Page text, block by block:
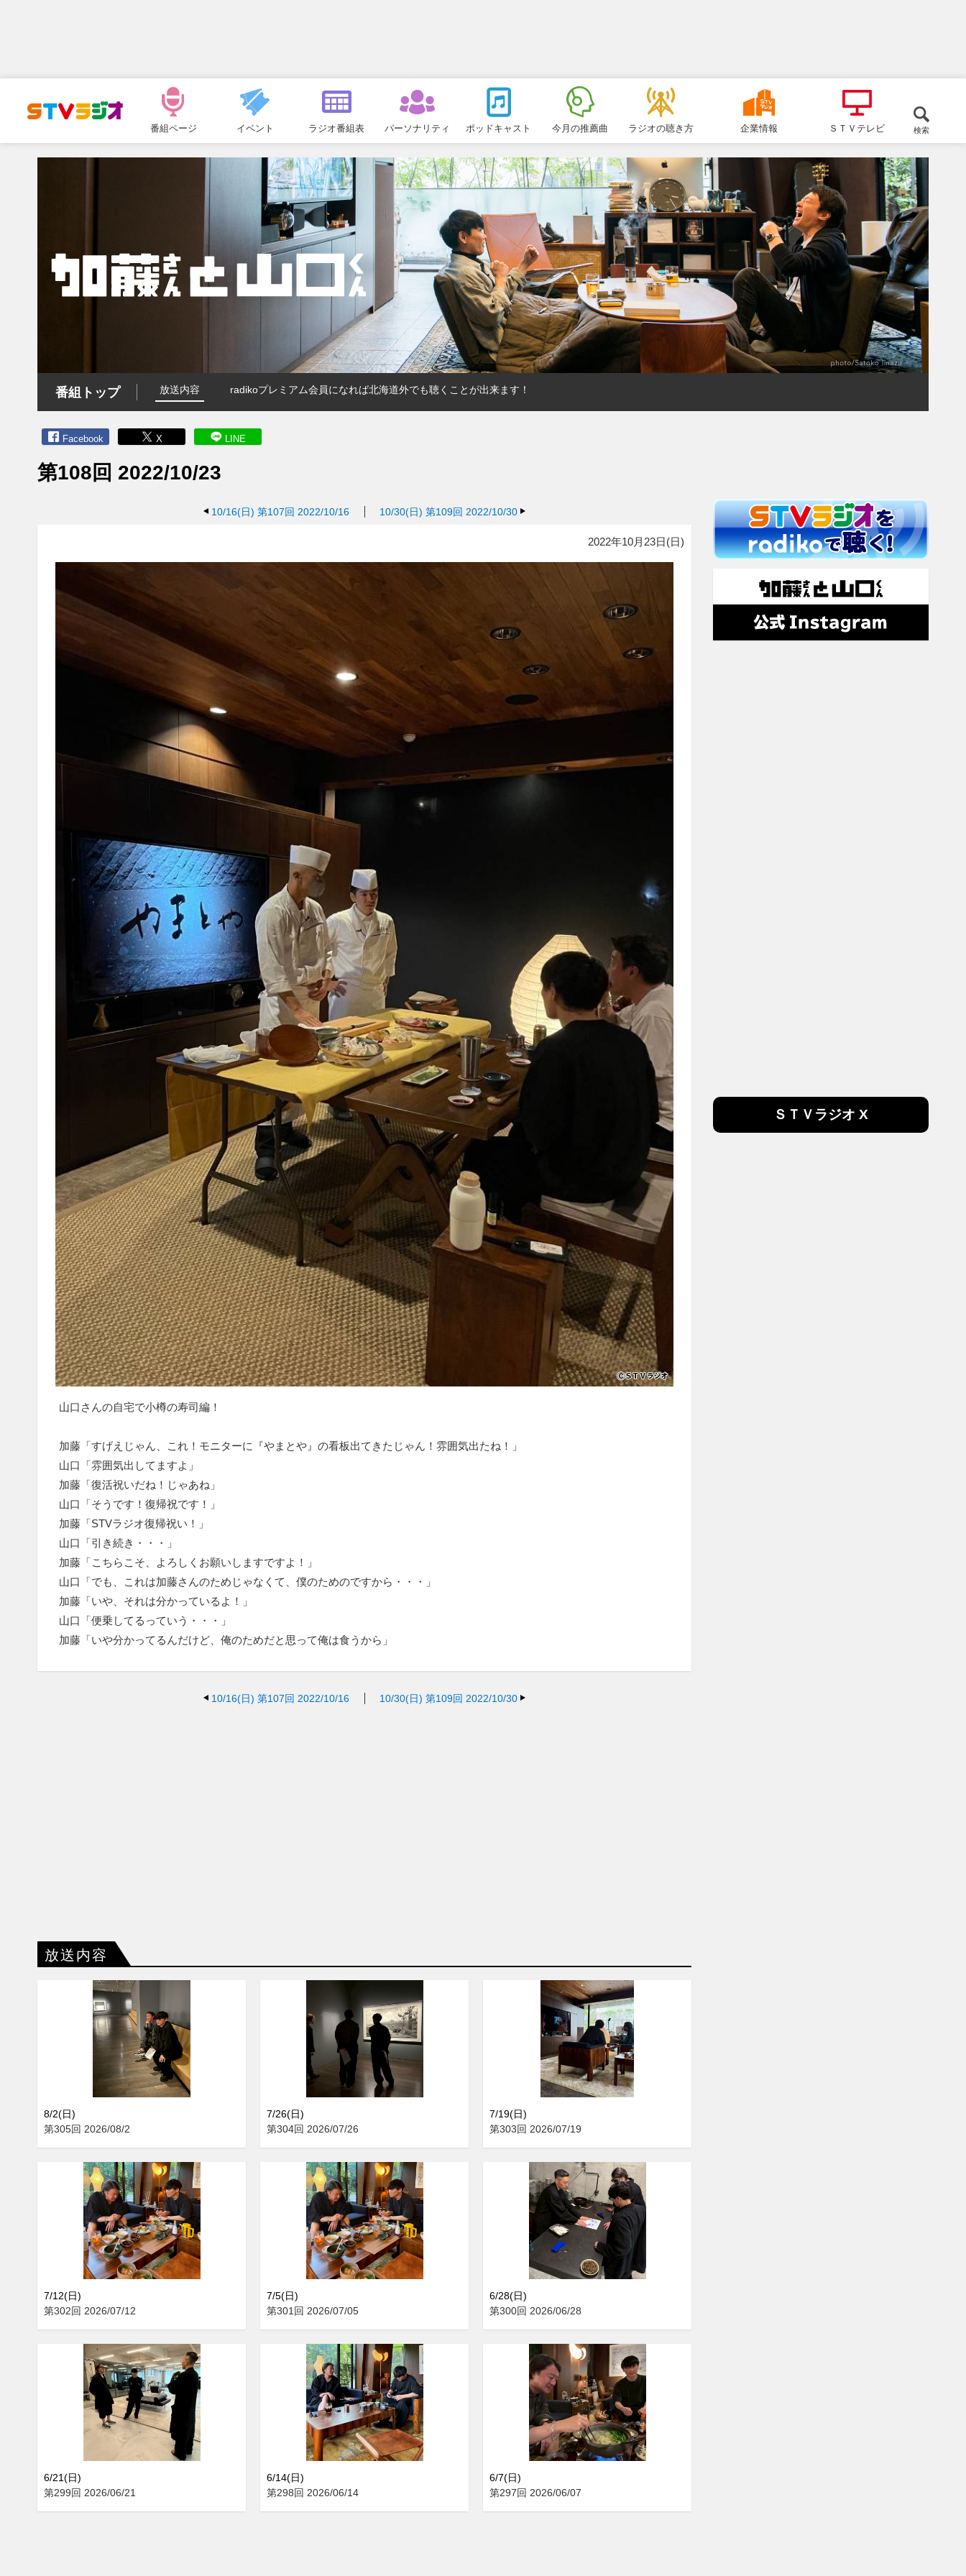
ュ
番組ページ イベント ラジオ番組表 パーソナリティ ポッドキャスト 今月の推薦曲 ラジオの聴き方 企業情報 ＳＴＶテレビ 検索
番組トップ 放送内容 radikoプレミアム会員になれば北海道外でも聴くことが出来ます！
Facebook X LINE
第108回 2022/10/23
10/16(日) 第107回 2022/10/16 10/30(日) 第109回 2022/10/30
2022年10月23日(日)
山口さんの自宅で小樽の寿司編！
加藤「すげえじゃん、これ！モニターに『やまとや』の看板出てきたじゃん！雰囲気出たね！」
山口「雰囲気出してますよ」
加藤「復活祝いだね！じゃあね」
山口「そうです！復帰祝です！」
加藤「STVラジオ復帰祝い！」
山口「引き続き・・・」
加藤「こちらこそ、よろしくお願いしますですよ！」
山口「でも、これは加藤さんのためじゃなくて、僕のためのですから・・・」
加藤「いや、それは分かっているよ！」
山口「便乗してるっていう・・・」
加藤「いや分かってるんだけど、俺のためだと思って俺は食うから」
10/16(日) 第107回 2022/10/16 10/30(日) 第109回 2022/10/30
放送内容
8/2(日)
第305回 2026/08/2
7/26(日)
第304回 2026/07/26
7/19(日)
第303回 2026/07/19
7/12(日)
第302回 2026/07/12
7/5(日)
第301回 2026/07/05
6/28(日)
第300回 2026/06/28
6/21(日)
第299回 2026/06/21
6/14(日)
第298回 2026/06/14
6/7(日)
第297回 2026/06/07
ＳＴＶラジオ X